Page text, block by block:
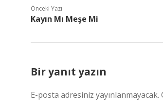
Önceki Yazı
Kayın Mı Meşe Mi
Bir yanıt yazın
E-posta adresiniz yayınlanmayacak.